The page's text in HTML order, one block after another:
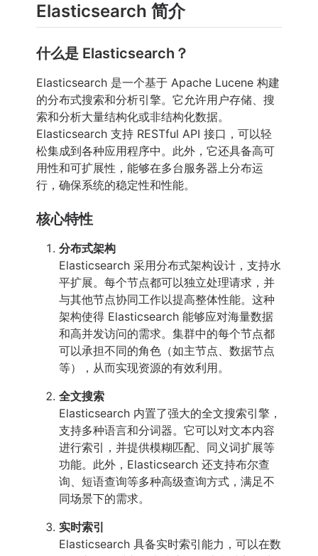
Elasticsearch 简介
什么是 Elasticsearch？
Elasticsearch 是一个基于 Apache Lucene 构建
的分布式搜索和分析引擎。它允许用户存储、搜
索和分析大量结构化或非结构化数据。
Elasticsearch 支持 RESTful API 接口，可以轻
松集成到各种应用程序中。此外，它还具备高可
用性和可扩展性，能够在多台服务器上分布运
行，确保系统的稳定性和性能。
核心特性
分布式架构
Elasticsearch 采用分布式架构设计，支持水
平扩展。每个节点都可以独立处理请求，并
与其他节点协同工作以提高整体性能。这种
架构使得 Elasticsearch 能够应对海量数据
和高并发访问的需求。集群中的每个节点都
可以承担不同的角色（如主节点、数据节点
等），从而实现资源的有效利用。
全文搜索
Elasticsearch 内置了强大的全文搜索引擎，
支持多种语言和分词器。它可以对文本内容
进行索引，并提供模糊匹配、同义词扩展等
功能。此外，Elasticsearch 还支持布尔查
询、短语查询等多种高级查询方式，满足不
同场景下的需求。
实时索引
Elasticsearch 具备实时索引能力，可以在数